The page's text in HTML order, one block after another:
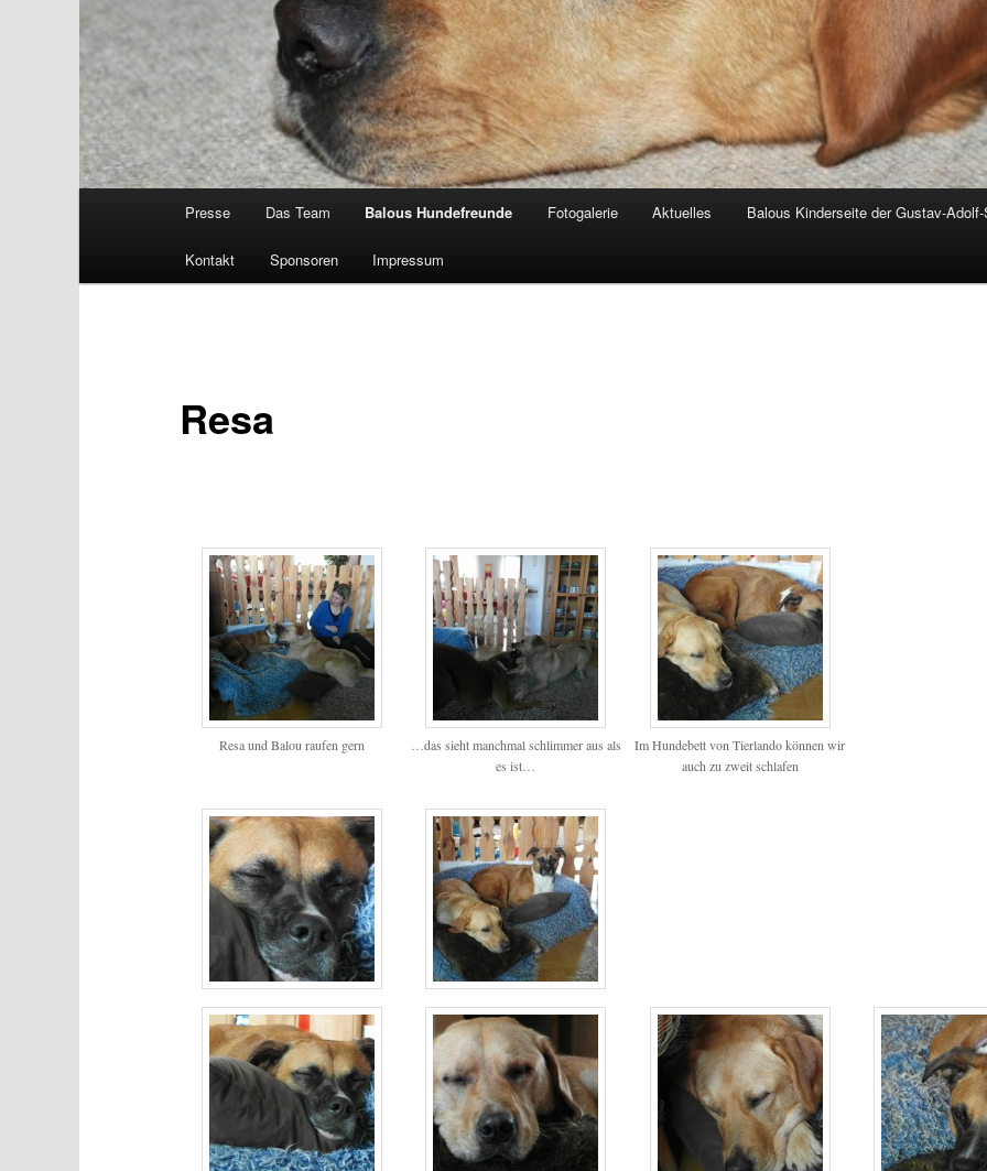
Presse Das Team Balous Hundefreunde Fotogalerie Aktuelles Balous Kinderseite der Gustav-
Kontakt Sponsoren Impressum
Resa
Resa und Balou raufen gern
…das sieht manchmal schlimmer aus als
es ist…
Im Hundebett von Tierlando können wir
auch zu zweit schlafen